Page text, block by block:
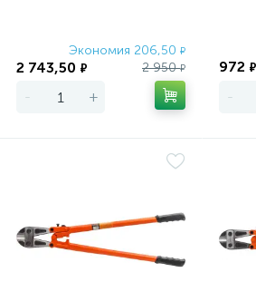
Экономия 206,50 ₽
2 743,50 ₽ 2 950₽
- +
972 ₽
-